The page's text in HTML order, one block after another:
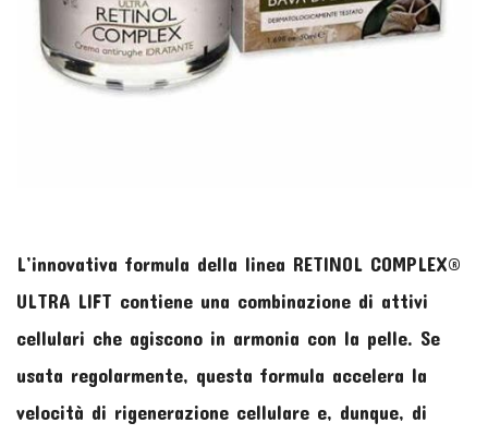
L’innovativa formula della linea RETINOL COMPLEX®
ULTRA LIFT contiene una combinazione di attivi
cellulari che agiscono in armonia con la pelle. Se
usata regolarmente, questa formula accelera la
velocità di rigenerazione cellulare e, dunque, di